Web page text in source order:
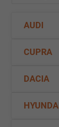
AUDI
CUPRA
DACIA
HYUNDAI